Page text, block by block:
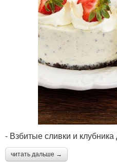
- Взбитые сливки и
читать дальше →